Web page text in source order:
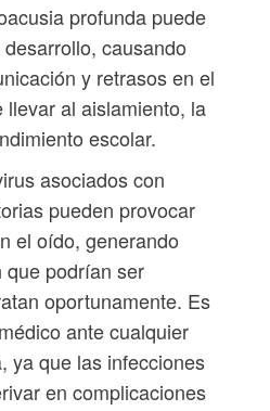
profunda puede
causando
y retrasos en el
al aislamiento, la
escolar.
asociados con
pueden provocar
el oído, generando
que podrían ser
oportunamente. Es
ante cualquier
ya que las infecciones
en complicaciones